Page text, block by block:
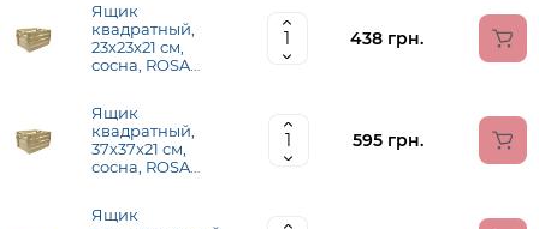
Ящик
квадратный,
23х23х21 см,
сосна, ROSA
438 грн.
Ящик
квадратный,
37х37х21 см,
сосна, ROSA
595 грн.
Ящик